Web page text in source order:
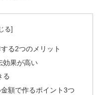
る2つのメリット
効果が高い
る
額で作るポイント3つ